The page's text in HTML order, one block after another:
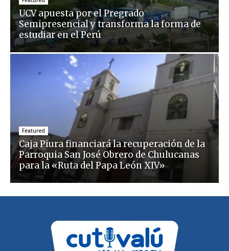
UCV apuesta por el Pregrado
Semipresencial y transforma la forma de
estudiar en el Perú
Featured
Caja Piura financiará la recuperación de la
Parroquia San José Obrero de Chulucanas
para la «Ruta del Papa León XIV»